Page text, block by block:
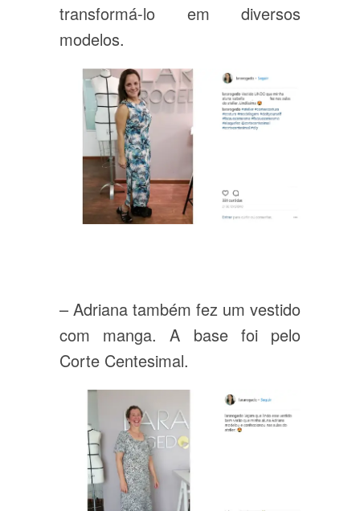
transformá-lo em diversos
modelos.
– Adriana também fez um vestido
com manga. A base foi pelo
Corte Centesimal.